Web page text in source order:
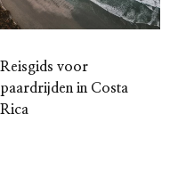
Reisgids voor
paardrijden in Costa
Rica